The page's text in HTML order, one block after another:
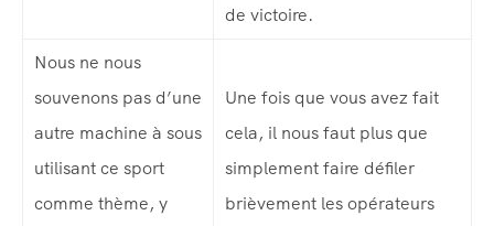
Blog
History
de victoire.
Nous ne nous
souvenons pas d’une
autre machine à sous
utilisant ce sport
comme thème, y
Une fois que vous avez fait
cela, il nous faut plus que
simplement faire défiler
brièvement les opérateurs